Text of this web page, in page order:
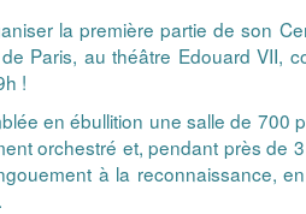
la première partie de son
Paris, au théâtre Edouard VII,
!
en ébullition une salle de 700
orchestré et, pendant près de
à la reconnaissance,